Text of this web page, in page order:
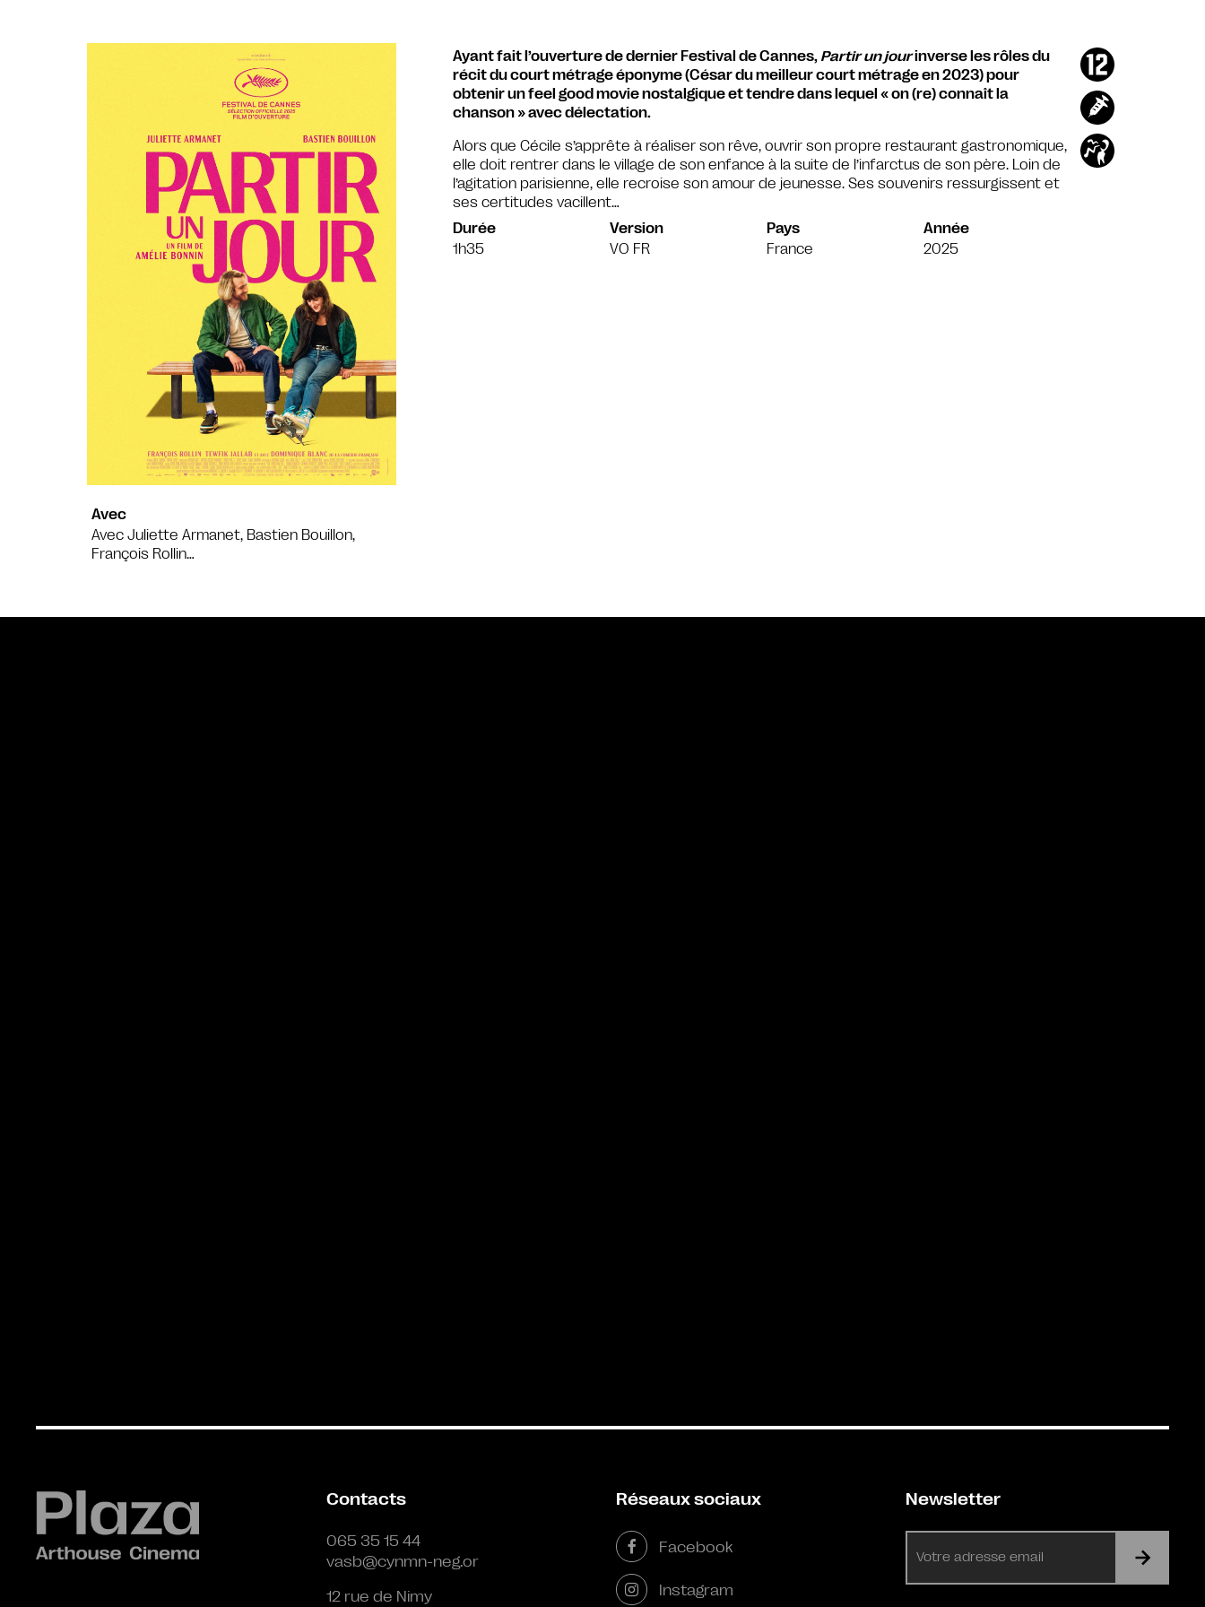
Avec
Avec Juliette Armanet, Bastien Bouillon,
François Rollin…
Ayant fait l’ouverture de dernier Festival de Cannes, Partir un jourinverse les rôles du
récit du court métrage éponyme (César du meilleur court métrage en 2023) pour
obtenir un feel good movie nostalgique et tendre dans lequel « on (re) connaît la
chanson » avec délectation.
Alors que Cécile s’apprête à réaliser son rêve, ouvrir son propre restaurant gastronomique,
elle doit rentrer dans le village de son enfance à la suite de l’infarctus de son père. Loin de
l’agitation parisienne, elle recroise son amour de jeunesse. Ses souvenirs ressurgissent et
ses certitudes vacillent…
Durée
1h35
Version
VO FR
Pays
France
Année
2025
Contacts
065 35 15 44
vasb@cynmn-neg.or
12 rue de Nimy
Réseaux sociaux
Facebook
Instagram
Newsletter
mail